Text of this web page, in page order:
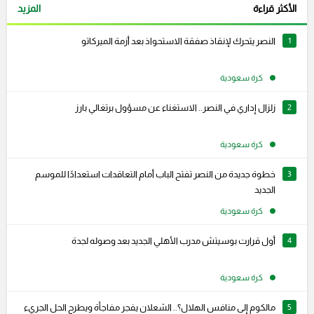
الأكثر قراءة المزيد
1 النصر يتحرك لإنقاذ صفقة الاستحواذ بعد أزمة الميركاتو
كرة سعودية
2 زلزال إداري في النصر.. الاستغناء عن مسؤول برتغالي بارز
كرة سعودية
3
خطوة جديدة من النصر تفتح الباب أمام التعاقدات استعدادًا للموسم
الجديد
كرة سعودية
4 أول قرارت بوسيتش مدرب الأهلي الجديد بعد وصوله لجدة
كرة سعودية
5 مالكوم إلى منافس الهلال؟.. الشعلان يفجر مفاجأة ويطرح الحل الجريء